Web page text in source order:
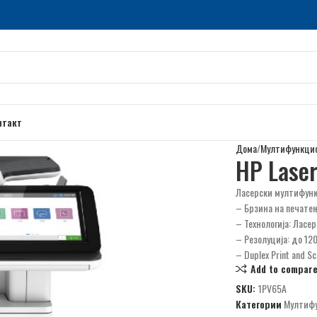
Дома
HP
Ласерски
– Брзина на
– Технологија:
– Резолуција: до
– Duplex Print and
Add to compare
SKU:1PV65A
Категории